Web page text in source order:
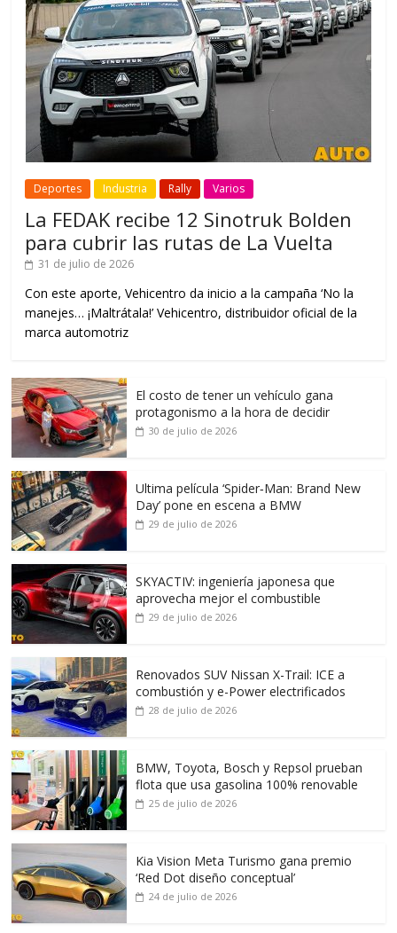
Deportes Industria Rally Varios
La FEDAK recibe 12 Sinotruk Bolden
para cubrir las rutas de La Vuelta
31 de julio de 2026
Con este aporte, Vehicentro da inicio a la campaña ‘No la
manejes… ¡Maltrátala!’ Vehicentro, distribuidor oficial de la
marca automotriz
El costo de tener un vehículo gana
protagonismo a la hora de decidir
30 de julio de 2026
Ultima película ‘Spider‑Man: Brand New
Day’ pone en escena a BMW
29 de julio de 2026
SKYACTIV: ingeniería japonesa que
aprovecha mejor el combustible
29 de julio de 2026
Renovados SUV Nissan X-Trail: ICE a
combustión y e-Power electrificados
28 de julio de 2026
BMW, Toyota, Bosch y Repsol prueban
flota que usa gasolina 100% renovable
25 de julio de 2026
Kia Vision Meta Turismo gana premio
‘Red Dot diseño conceptual’
24 de julio de 2026